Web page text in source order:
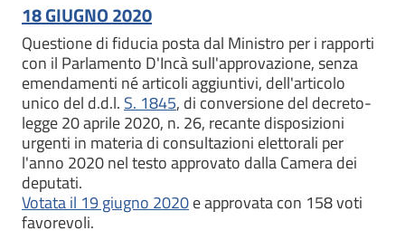
18 GIUGNO 2020
Questione di fiducia posta dal Ministro per i rapporti
con il Parlamento D'Incà sull'approvazione, senza
emendamenti né articoli aggiuntivi, dell'articolo
unico del d.d.l. S. 1845, di conversione del decreto-
legge 20 aprile 2020, n. 26, recante disposizioni
urgenti in materia di consultazioni elettorali per
l'anno 2020 nel testo approvato dalla Camera dei
deputati.
Votata il 19 giugno 2020e approvata con 158 voti
favorevoli.